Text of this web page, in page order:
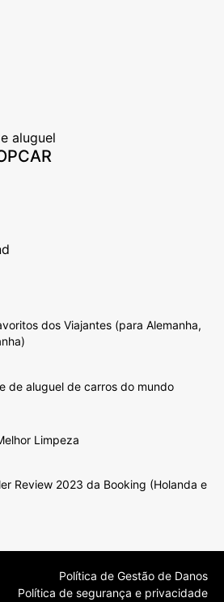
aluguel
dos Viajantes (para Alemanha,
de aluguel de carros do mundo
Limpeza
Review 2023 da Booking (Holanda e
Política de Gestão de Danos
Política de segurança e privacidade